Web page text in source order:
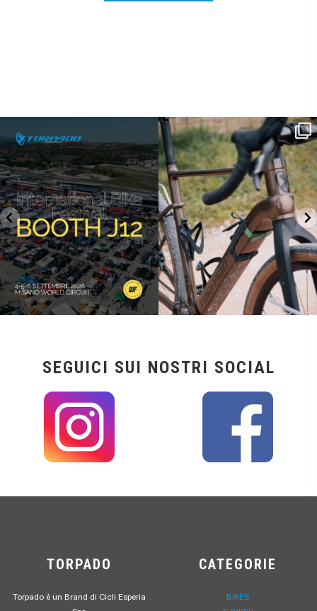
IBF sta per...
14 1
Kepler R è la gravel pensata per affrontare
lunghe...
26 0
SEGUICI SUI NOSTRI SOCIAL
TORPADO
Torpado è un Brand di Cicli Esperia
CATEGORIE
BIKES